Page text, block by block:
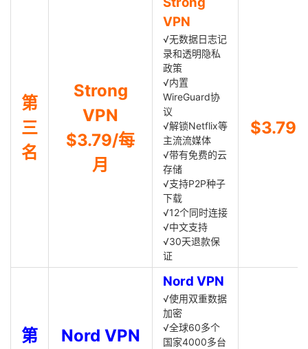
第
三
名
Strong
VPN
$3.79/每
月
VPN
√无数据日志记
录和透明隐私
政策
√内置
WireGuard协
议
√解锁Netflix等
主流流媒体
√带有免费的云
存储
√支持P2P种子
下载
√12个同时连接
√中文支持
√30天退款保
证
$3.79
第
Nord VPN
Nord VPN
√使用双重数据
加密
√全球60多个
国家4000多台